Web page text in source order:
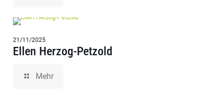
21/11/2025
Ellen Herzog-Petzold
Mehr